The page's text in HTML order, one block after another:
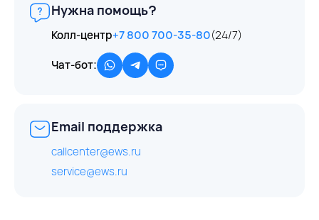
Нужна помощь?
Колл-центр+7 800 700-35-80(24/7)
Чат-бот:
Email поддержка
callcenter@ews.ru
service@ews.ru